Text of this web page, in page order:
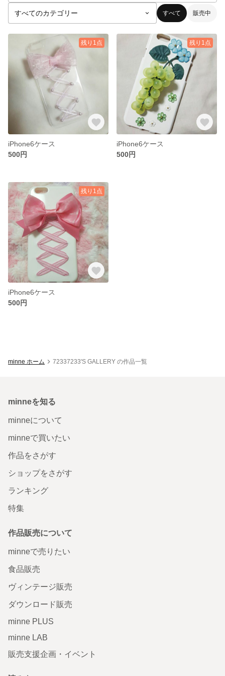
すべて 販売中
残り1点
iPhone6ケース
500円
残り1点
iPhone6ケース
500円
残り1点
iPhone6ケース
500円
minne ホーム 72337233'S GALLERY の作品一覧
minneを知る
minneについて
minneで買いたい
作品をさがす
ショップをさがす
ランキング
特集
作品販売について
minneで売りたい
食品販売
ヴィンテージ販売
ダウンロード販売
minne PLUS
minne LAB
販売支援企画・イベント